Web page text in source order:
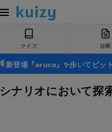
クイズ 診断
新登場『aruco』✨歩いてビッ
シナリオにおいて探